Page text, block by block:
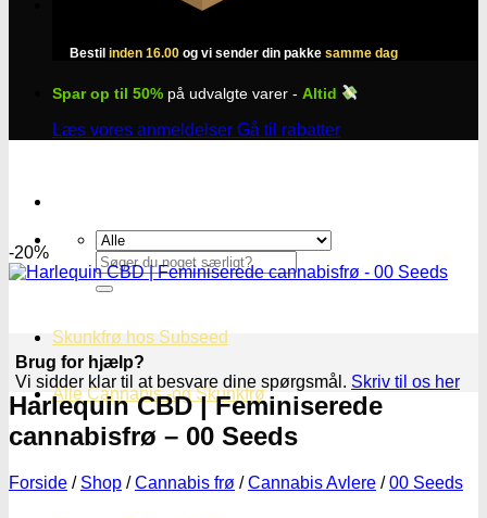
Bestil inden 16.00 og vi sender din pakke samme dag
Spar op til 50% på udvalgte varer - Altid
Læs vores anmeldelser Gå til rabatter
Søg
efter:
Skunkfrø hos Subseed
Alle Cannabis -og Skunkfrø
-20%
Brug for hjælp?
Vi sidder klar til at besvare dine spørgsmål. Skriv til os her
Harlequin CBD | Feminiserede
cannabisfrø – 00 Seeds
Forside / Shop / Cannabis frø / Cannabis Avlere / 00 Seeds